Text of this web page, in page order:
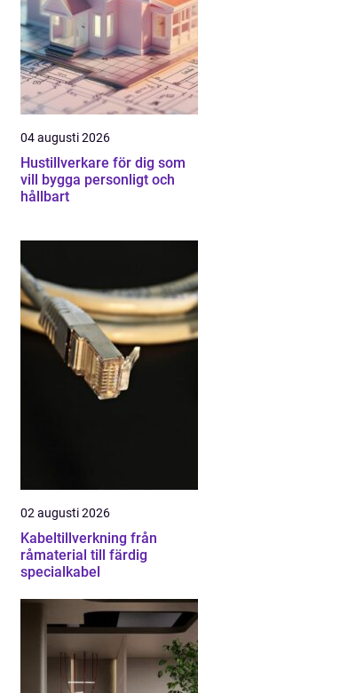
04 augusti 2026
Hustillverkare för dig som
vill bygga personligt och
hållbart
02 augusti 2026
Kabeltillverkning från
råmaterial till färdig
specialkabel